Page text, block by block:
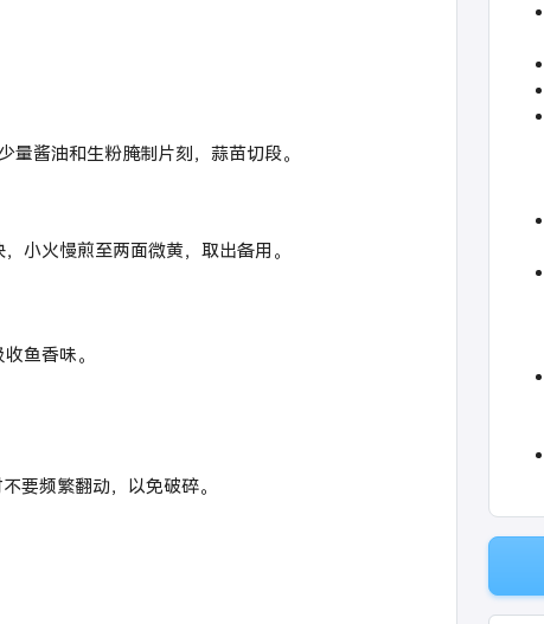
量酱油和生粉腌制片刻，蒜苗切段。
小火慢煎至两面微黄，取出备用。
鱼香味。
要频繁翻动，以免破碎。